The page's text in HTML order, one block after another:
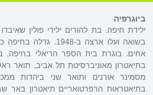
ביוגרפיה
ילידת חיפה. בת להורים ילידי פולין
בשואה ועלו ארצה ב-1948.
אחים. בוגרת בית הספר הריאלי בחיפה,
בתיאטרון מאוניברסיטת תל אביב, תואר
מסמינר אורנים ותואר שני ביהדות
בתיאטראות הרפרטואריים תיאטרון באר